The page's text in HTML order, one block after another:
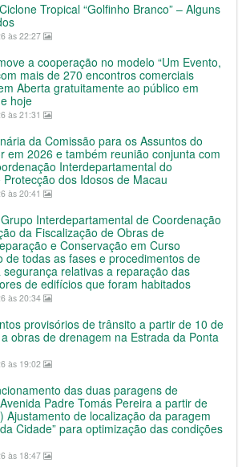
Tropical “Golfinho Branco” – Alguns
às 22:27
a cooperação no modelo “Um Evento,
mais de 270 encontros comerciais
Aberta gratuitamente ao público em
hoje
às 21:31
da Comissão para os Assuntos do
em 2026 e também reunião conjunta com
Interdepartamental do
dos Idosos de Macau
às 20:41
Interdepartamental de Coordenação
da Fiscalização de Obras de
e Conservação em Curso
de todas as fases e procedimentos de
segurança relativas a reparação das
de edifícios que foram habitados
às 20:34
provisórios de trânsito a partir de 10 de
obras de drenagem na Estrada da Ponta
às 19:02
das duas paragens de
Padre Tomás Pereira a partir de
Ajustamento de localização da paragem
Cidade” para optimização das condições
às 18:47